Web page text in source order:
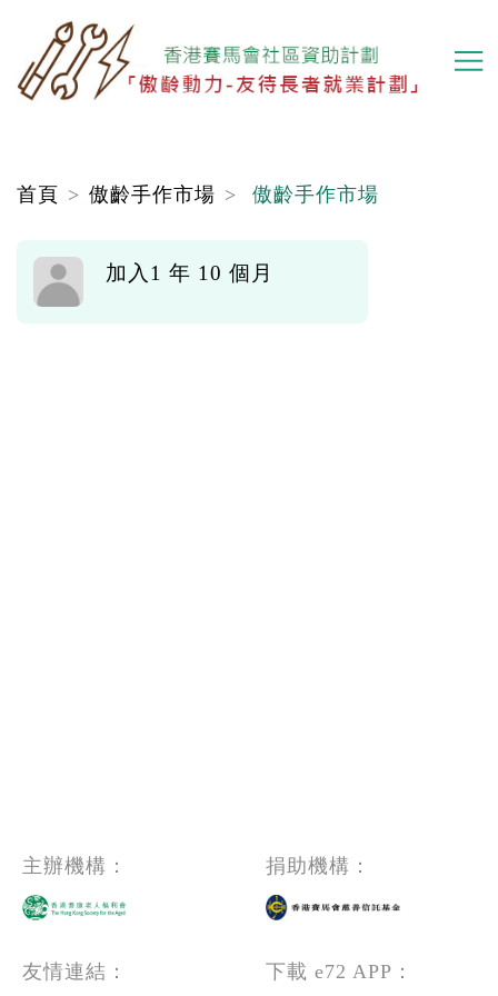
主
內
首頁 傲齡手作市場 傲齡手作市場
加入1 年 10 個月
主辦機構： 捐助機構：
友情連結： 下載 e72 APP：